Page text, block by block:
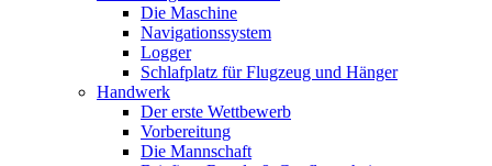
Die Maschine
Navigationssystem
Logger
Schlafplatz für Flugzeug und Hänger
Handwerk
Der erste Wettbewerb
Vorbereitung
Die Mannschaft